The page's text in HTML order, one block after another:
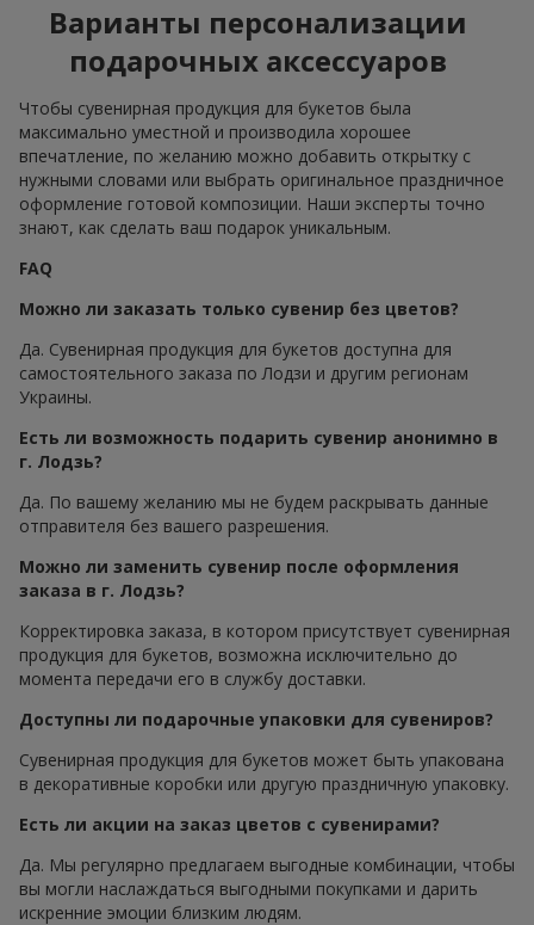
Варианты персонализации
подарочных аксессуаров
Чтобы сувенирная продукция для букетов была
максимально уместной и производила хорошее
впечатление, по желанию можно добавить открытку с
нужными словами или выбрать оригинальное праздничное
оформление готовой композиции. Наши эксперты точно
знают, как сделать ваш подарок уникальным.
FAQ
Можно ли заказать только сувенир без цветов?
Да. Сувенирная продукция для букетов доступна для
самостоятельного заказа по Лодзи и другим регионам
Украины.
Есть ли возможность подарить сувенир анонимно в
г. Лодзь?
Да. По вашему желанию мы не будем раскрывать данные
отправителя без вашего разрешения.
Можно ли заменить сувенир после оформления
заказа в г. Лодзь?
Корректировка заказа, в котором присутствует сувенирная
продукция для букетов, возможна исключительно до
момента передачи его в службу доставки.
Доступны ли подарочные упаковки для сувениров?
Сувенирная продукция для букетов может быть упакована
в декоративные коробки или другую праздничную упаковку.
Есть ли акции на заказ цветов с сувенирами?
Да. Мы регулярно предлагаем выгодные комбинации, чтобы
вы могли наслаждаться выгодными покупками и дарить
искренние эмоции близким людям.